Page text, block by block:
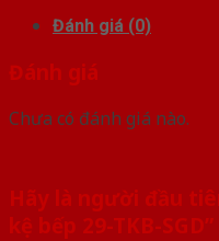
Đánh giá (0)
Đánh giá
Chưa có đánh giá nào.
Hãy là người đầu
kệ bếp 29-TKB-SGD”